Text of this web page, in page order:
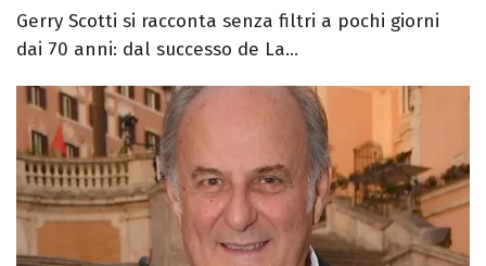
Gerry Scotti si racconta senza filtri a pochi giorni
dai 70 anni: dal successo de La...